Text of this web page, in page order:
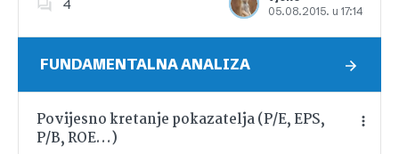
4
05.08.2015. u 17:14
Dodajte u favorite
FUNDAMENTALNA ANALIZA
Povijesno kretanje pokazatelja (P/E, EPS,
P/B, ROE…)